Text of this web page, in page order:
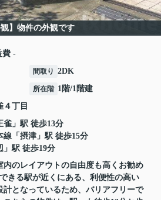
観】物件の外観です
費 -
間取り 2DK
所在階 1階/1階建
４丁目
雀 」駅 徒歩13分
線 「 摂津 」駅 徒歩15分
」駅 徒歩19分
内のレイアウトの自由度も高くお勧め
きる駅が近くにある、利便性の高い
計となっているため、バリアフリーで